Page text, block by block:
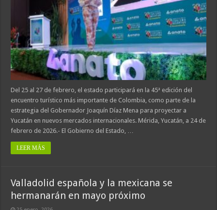
Del 25 al 27 de febrero, el estado participará en la 45ª edición del
encuentro turístico más importante de Colombia, como parte de la
estrategia del Gobernador Joaquín Díaz Mena para proyectar a
Yucatán en nuevos mercados internacionales. Mérida, Yucatán, a 24 de
febrero de 2026.- El Gobierno del Estado, …
LEER MÁS
Valladolid española y la mexicana se
hermanarán en mayo próximo